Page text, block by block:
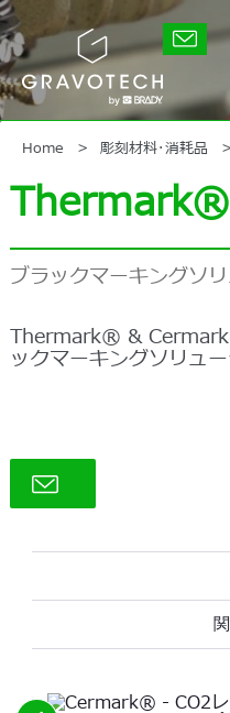
Skip
to
main
content
グ
ラ
ボ
テ
ッ
Home 彫刻材料･消耗品
ブラックマーキングソ
Thermark® &
ックマーキングソリュ